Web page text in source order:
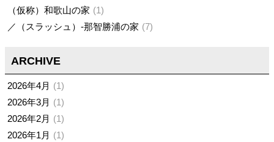
（仮称）和歌山の家
1
／（スラッシュ）-那智勝浦の家
7
ARCHIVE
2026年4月
1
2026年3月
1
2026年2月
1
2026年1月
1